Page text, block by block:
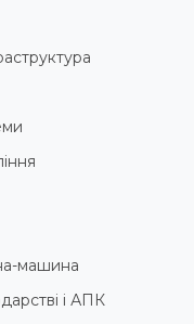
машина
і АПК